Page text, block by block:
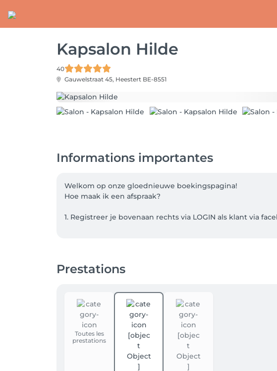
Kapsalon Hilde
40
Gauwelstraat 45, Heestert BE-8551
Informations importantes
Welkom op onze gloednieuwe boekingspagina!
Hoe maak ik een afspraak?
1. Registreer je bovenaan rechts via LOGIN als klant via
3. Zodra jouw afspraak is geboekt, ontvang je een mail
verplaatsen of tot 48 uur vooraf de afspraak annuleren.
Groetjes van Hilde
Prestations
Toutes les
prestations